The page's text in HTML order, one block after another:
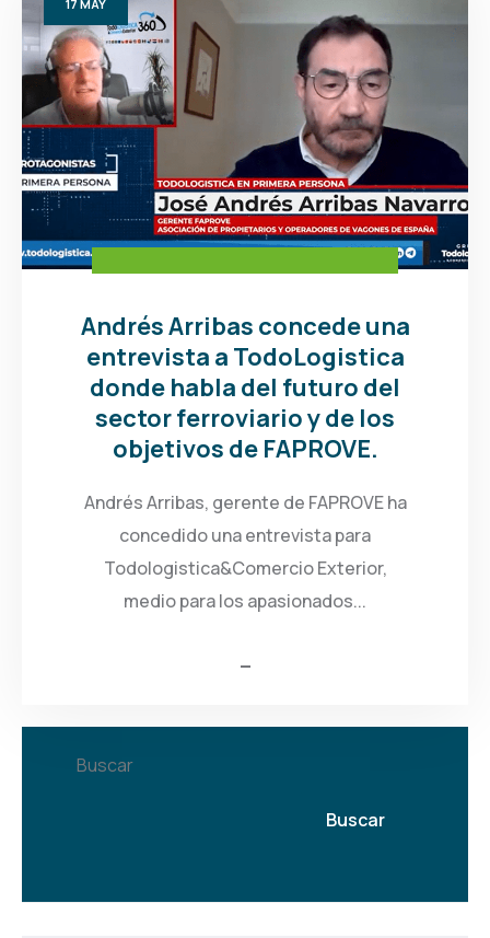
17 MAY
Andrés Arribas concede una
entrevista a TodoLogistica
donde habla del futuro del
sector ferroviario y de los
objetivos de FAPROVE.
Andrés Arribas, gerente de FAPROVE ha
concedido una entrevista para
Todologistica&Comercio Exterior,
medio para los apasionados...
Buscar
Buscar